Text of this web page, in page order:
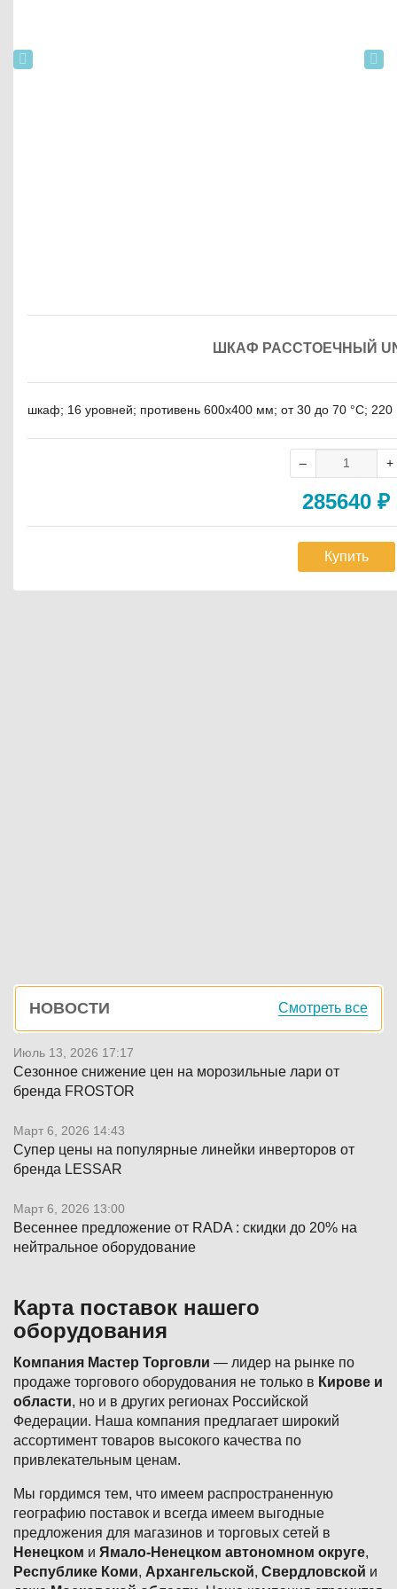
ШКАФ РАССТОЕЧНЫЙ
шкаф; 16 уровней; противень 600х400 мм; от 30 до 70 °С;
285640 ₽
Купить
Боковая
панель
НОВОСТИ Смотреть все
Июль 13, 2026 17:17
Сезонное снижение цен на морозильные лари от
бренда FROSTOR
Март 6, 2026 14:43
Супер цены на популярные линейки инверторов от
бренда LESSAR
Март 6, 2026 13:00
Весеннее предложение от RADA : скидки до 20% на
нейтральное оборудование
Карта поставок нашего
оборудования
Компания Мастер Торговли — лидер на рынке по
продаже торгового оборудования не только в Кирове и
области, но и в других регионах Российской
Федерации. Наша компания предлагает широкий
ассортимент товаров высокого качества по
привлекательным ценам.
Мы гордимся тем, что имеем распространенную
географию поставок и всегда имеем выгодные
предложения для магазинов и торговых сетей в
Ненецком и Ямало-Ненецком автономном округе,
Республике Коми, Архангельской, Свердловской и